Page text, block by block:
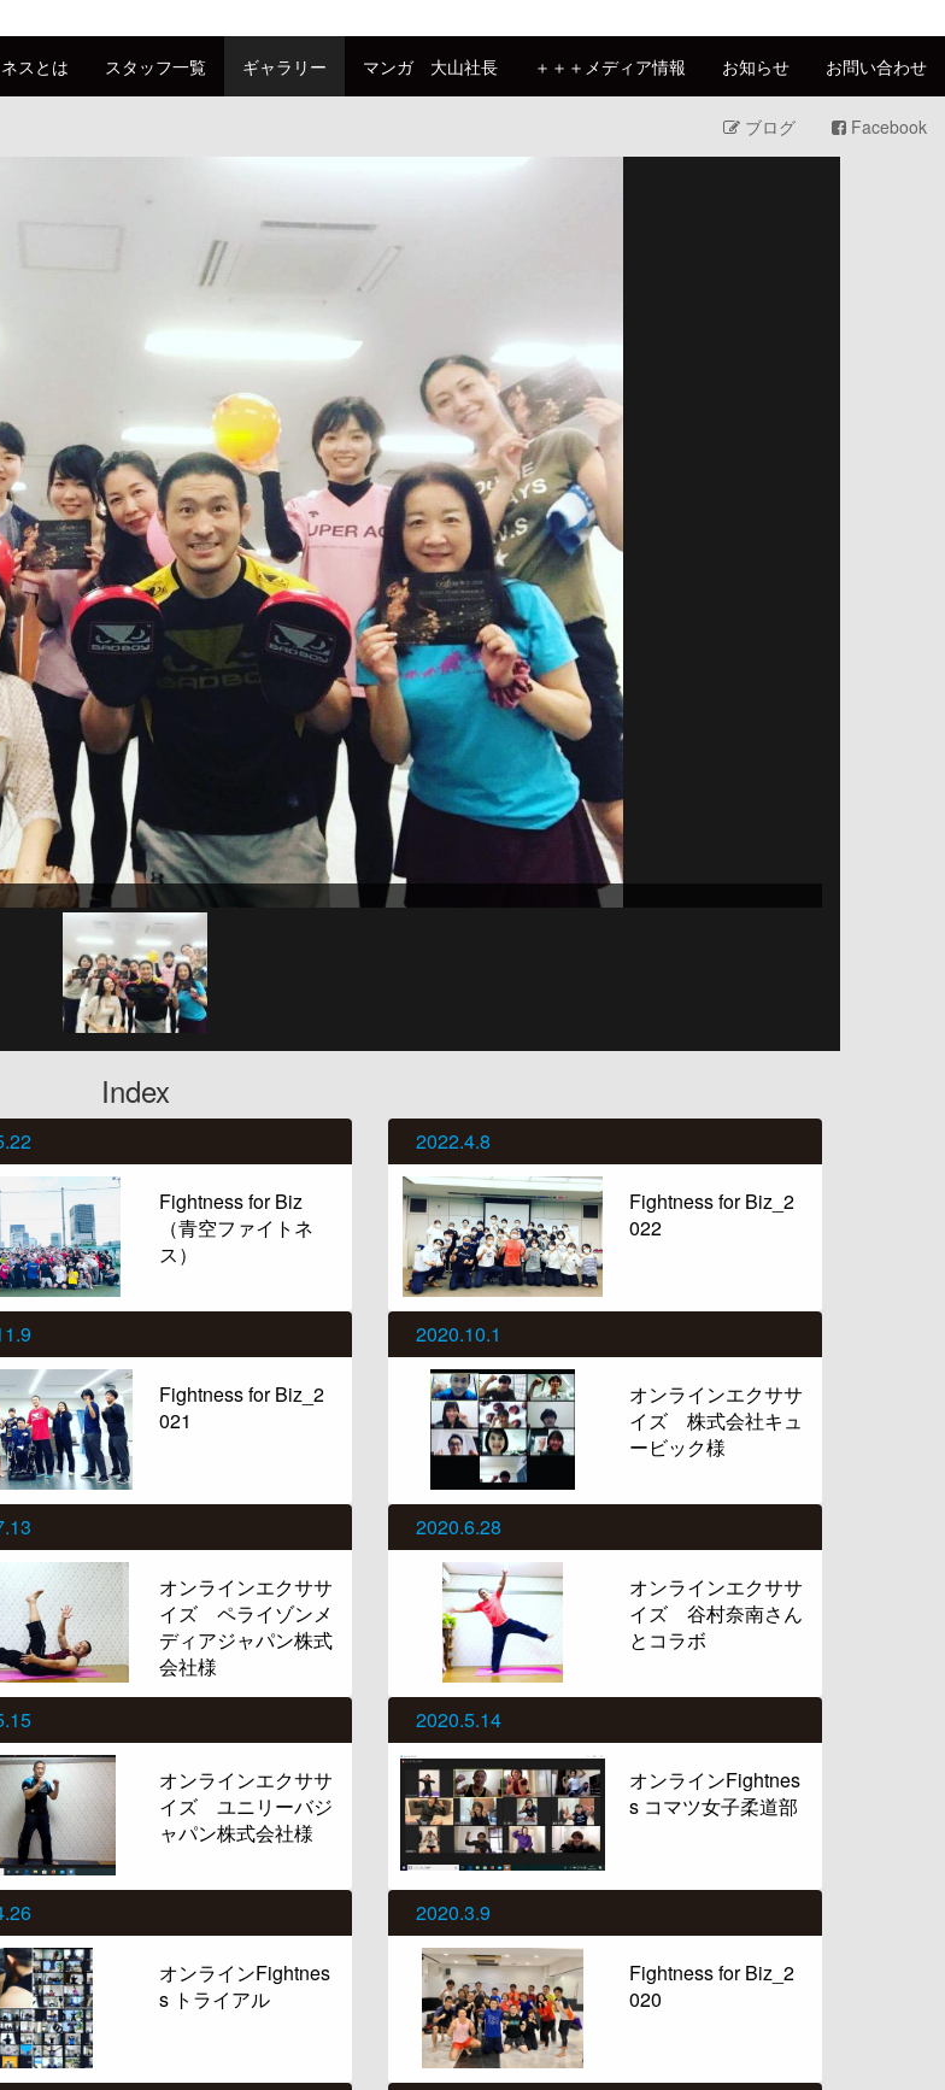
スとは スタッフ一覧 ギャラリー マンガ 大山社長 ＋＋＋メディア情報 お知らせ お問い合わせ
ブログ Facebook
Index
Fightness for Biz
（青空ファイトネ
ス）
2022.4.8
Fightness for Biz_2
022
Fightness for Biz_2
021
2020.10.1
オンラインエクササ
イズ 株式会社キュ
ービック様
オンラインエクササ
イズ ペライゾンメ
ディアジャパン株式
会社様
2020.6.28
オンラインエクササ
イズ 谷村奈南さん
とコラボ
オンラインエクササ
イズ ユニリーバジ
ャパン株式会社様
2020.5.14
オンラインFightnes
s コマツ女子柔道部
オンラインFightnes
s トライアル
2020.3.9
Fightness for Biz_2
020